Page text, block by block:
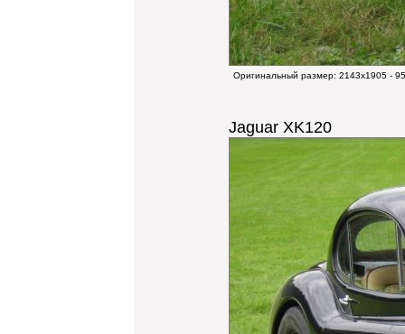
Оригинальный размер: 2143x1905 -
Jaguar XK120